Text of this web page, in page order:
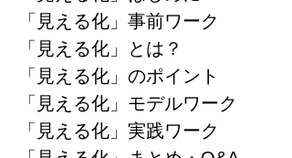
「見える化」事前ワーク
「見える化」とは？
「見える化」のポイント
「見える化」モデルワーク
「見える化」実践ワーク